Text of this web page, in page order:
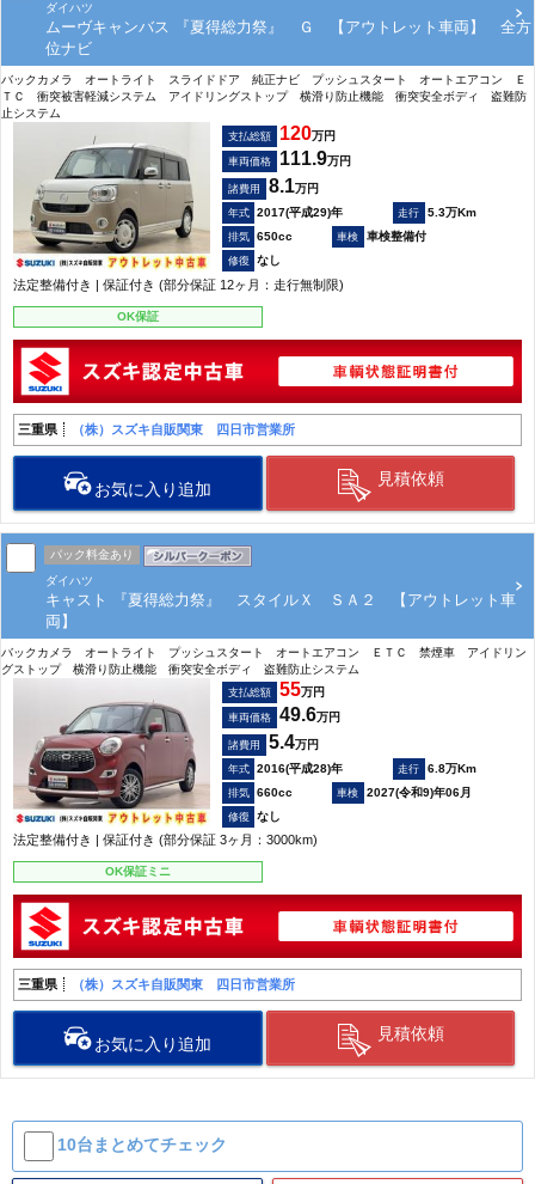
ダイハツ
ムーヴキャンバス 『夏得総力祭』 Ｇ 【アウトレット車両】 全方
位ナビ
バックカメラ オートライト スライドドア 純正ナビ プッシュスタート オートエアコン Ｅ
ＴＣ 衝突被害軽減システム アイドリングストップ 横滑り防止機能 衝突安全ボディ 盗難防
止システム
支払総額 120万円
車両価格 111.9万円
諸費用 8.1万円
2017(平成29)年
5.3万Km
650cc
車検整備付
なし
法定整備付き | 保証付き (部分保証 12ヶ月：走行無制限)
OK保証
三重県 （株）スズキ自販関東 四日市営業所
お気に入り追加
見積依頼
パック料金あり
ダイハツ
キャスト 『夏得総力祭』 スタイルＸ ＳＡ２ 【アウトレット車
両】
バックカメラ オートライト プッシュスタート オートエアコン ＥＴＣ 禁煙車 アイドリン
グストップ 横滑り防止機能 衝突安全ボディ 盗難防止システム
支払総額 55万円
車両価格 49.6万円
諸費用 5.4万円
2016(平成28)年
6.8万Km
660cc
2027(令和9)年06月
なし
法定整備付き | 保証付き (部分保証 3ヶ月：3000km)
OK保証ミニ
三重県 （株）スズキ自販関東 四日市営業所
お気に入り追加
見積依頼
10台まとめてチェック